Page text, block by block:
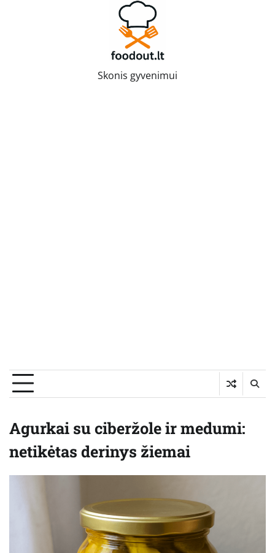
Skonis gyvenimui
Agurkai su ciberžole ir medumi:
netikėtas derinys žiemai